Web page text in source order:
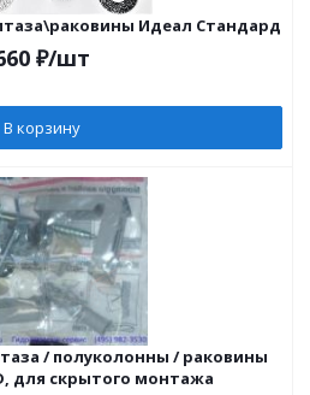
Идеал Стандард
₽/шт
В корзину
/ полуколонны / раковины
для скрытого монтажа